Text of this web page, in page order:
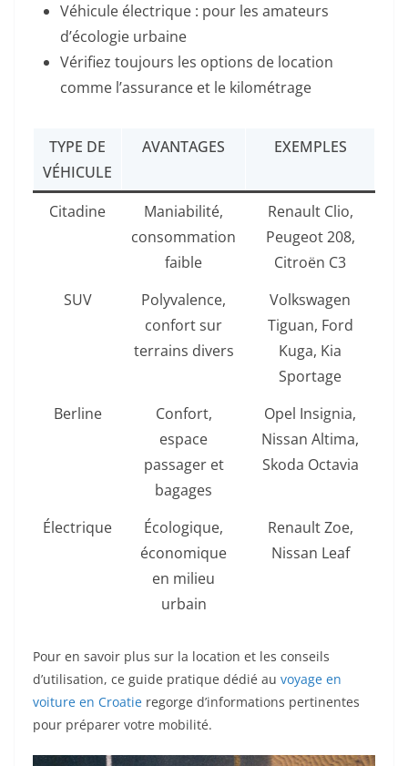
Véhicule électrique : pour les amateurs
d’écologie urbaine
Vérifiez toujours les options de location
comme l’assurance et le kilométrage
TYPE DE
VÉHICULE
AVANTAGES EXEMPLES
Citadine
Maniabilité,
consommation
faible
Renault Clio,
Peugeot 208,
Citroën C3
SUV
Polyvalence,
confort sur
terrains divers
Volkswagen
Tiguan, Ford
Kuga, Kia
Sportage
Berline
Confort,
espace
passager et
bagages
Opel Insignia,
Nissan Altima,
Skoda Octavia
Électrique
Écologique,
économique
en milieu
urbain
Renault Zoe,
Nissan Leaf
Pour en savoir plus sur la location et les conseils
d’utilisation, ce guide pratique dédié au voyage en
voiture en Croatie regorge d’informations pertinentes
pour préparer votre mobilité.